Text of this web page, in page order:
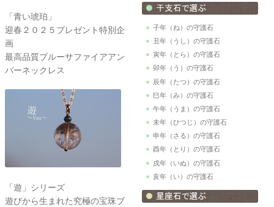
「青い琥珀」
迎春２０２５プレゼント特別企
画
最高品質ブルーサファイアアン
バーネックレス
「遊」シリーズ
遊びから生まれた究極の宝珠ブ
子年（ね）の守護石
丑年（うし）の守護石
寅年（とら）の守護石
卯年（う）の守護石
辰年（たつ）の守護石
巳年（み）の守護石
午年（うま）の守護石
未年（ひつじ）の守護石
申年（さる）の守護石
酉年（とり）の守護石
戌年（いぬ）の守護石
亥年（い）の守護石